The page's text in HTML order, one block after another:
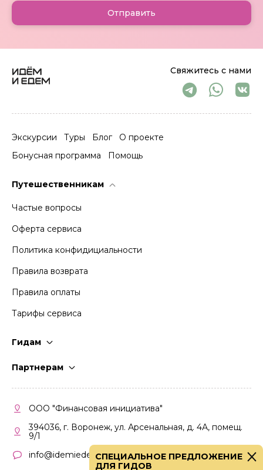
Свяжитесь с нами
Экскурсии Туры Блог
О проекте
Бонусная программа
Помощь
Путешественникам
Частые вопросы
Оферта сервиса
Политика конфидициальности
Правила возврата
Правила оплаты
Тарифы сервиса
Гидам
Партнерам
Кабинет партнера
Правила участия
ООО "Финансовая инициатива"
394036, г. Воронеж, ул. Арсенальная, д. 4А, помещ.
9/1
info@idemiedem.ru
Отправить
СПЕЦИАЛЬНОЕ ПРЕДЛОЖЕНИЕ
ДЛЯ ГИДОВ